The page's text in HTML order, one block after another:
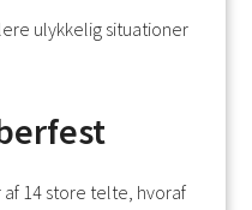
ulykkelig situationer
14 store telte, hvoraf